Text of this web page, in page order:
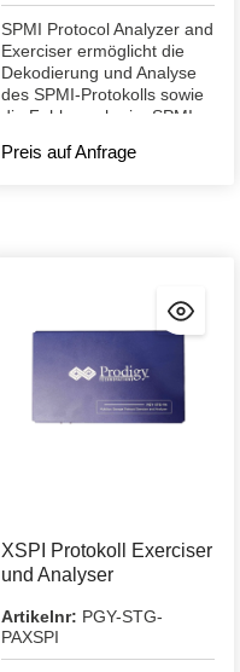
SPMI Protocol Analyzer and
Exerciser ermöglicht die
Dekodierung und Analyse
des SPMI-Protokolls sowie
die Fehlersuche im SPMI-
Preis auf Anfrage
XSPI Protokoll Exerciser
und Analyser
Artikelnr: PGY-STG-
PAXSPI